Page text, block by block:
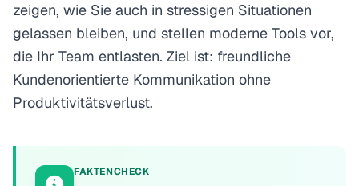
zeigen, wie Sie auch in stressigen Situationen
gelassen bleiben, und stellen moderne Tools vor,
die Ihr Team entlasten. Ziel ist: freundliche
Kundenorientierte Kommunikation ohne
Produktivitätsverlust.
FAKTENCHECK